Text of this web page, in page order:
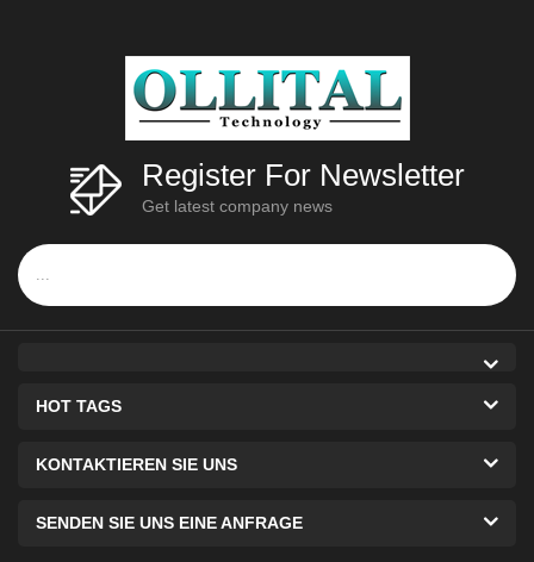
Register For Newsletter
Get latest company news
HOT TAGS
KONTAKTIEREN SIE UNS
SENDEN SIE UNS EINE ANFRAGE